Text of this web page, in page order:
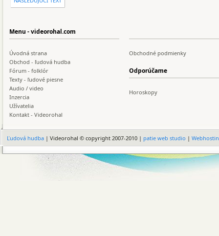
Menu - videorohal.com
Úvodná strana
Obchod - ľudová hudba
Fórum - folklór
Texty - ľudové piesne
Audio / video
Inzercia
Užívatelia
Kontakt - Videorohal
Obchodné podmienky
Odporúčame
Horoskopy
Ľudová hudba | Videorohal © copyright 2007-2010 | patie web studio |